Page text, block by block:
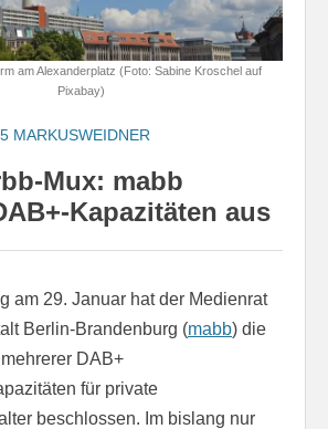
am Alexanderplatz (Foto: Sabine Kroschel auf
Pixabay)
MARKUSWEIDNER
Mux: mabb
Kapazitäten aus
am 29. Januar hat der Medienrat
Berlin-Brandenburg (mabb) die
DAB+
für private
beschlossen. Im bislang nur